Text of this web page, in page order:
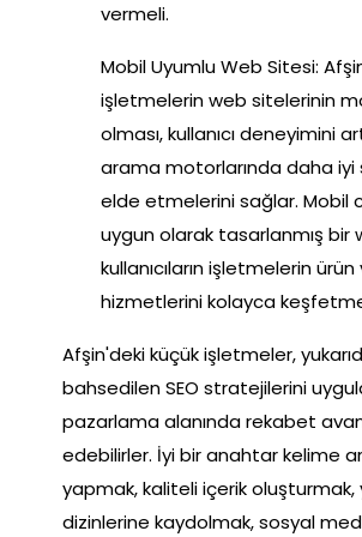
vermeli.
Mobil Uyumlu Web Sitesi:
işletmelerin web sitelerinin
olması, kullanıcı deneyimini
arama motorlarında daha iyi
elde etmelerini sağlar. Mobil
uygun olarak tasarlanmış bir
kullanıcıların işletmelerin ürün
hizmetlerini kolayca
Afşin'deki küçük işletmeler,
bahsedilen SEO stratejilerini
pazarlama alanında rekabet
edebilirler. İyi bir anahtar kelime
yapmak, kaliteli içerik
dizinlerine kaydolmak, sosyal